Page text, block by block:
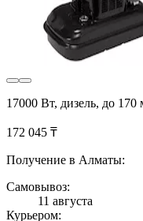
17000 Вт, дизель, до 170
172 045 ₸
Получение в Алматы:
Самовывоз:
11 августа
Курьером: